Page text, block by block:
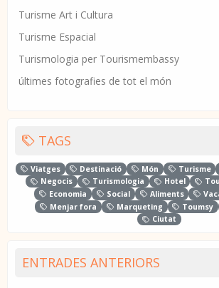
Turisme Art i Cultura
Turisme Espacial
Turismologia per Tourismembassy
últimes fotografies de tot el món
TAGS
Viatges Destinació Món Turisme
Negocis
Turismologia Hotel
Economia
Social Aliments
Menjar fora
Marqueting Toumsy
Ciutat
ENTRADES ANTERIORS